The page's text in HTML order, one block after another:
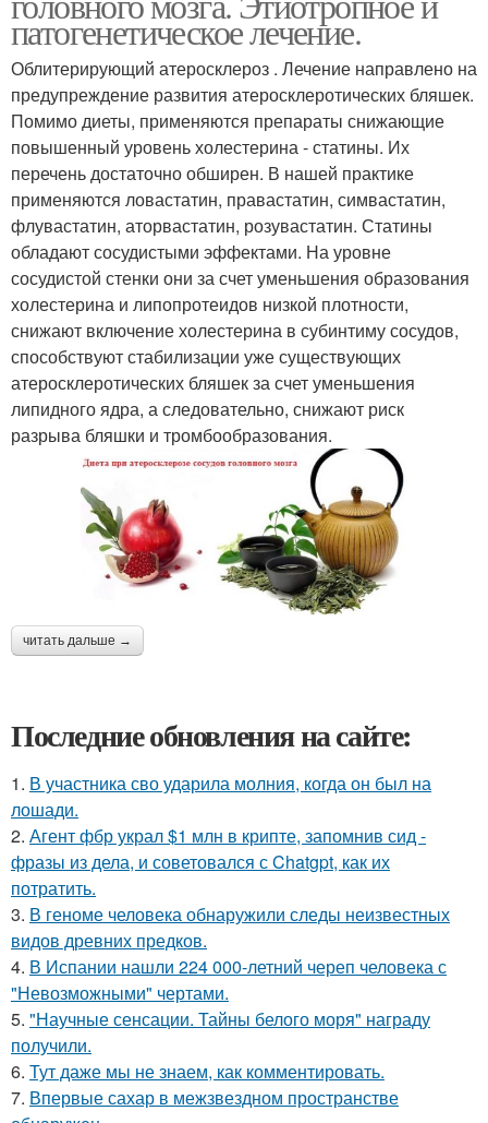
патогенетическое лечение.
Облитерирующий атеросклероз . Лечение направлено на
предупреждение развития атеросклеротических бляшек.
Помимо диеты, применяются препараты снижающие
повышенный уровень холестерина - статины. Их
перечень достаточно обширен. В нашей практике
применяются ловастатин, правастатин, симвастатин,
флувастатин, аторвастатин, розувастатин. Статины
обладают сосудистыми эффектами. На уровне
сосудистой стенки они за счет уменьшения образования
холестерина и липопротеидов низкой плотности,
снижают включение холестерина в субинтиму сосудов,
способствуют стабилизации уже существующих
атеросклеротических бляшек за счет уменьшения
липидного ядра, а следовательно, снижают риск
разрыва бляшки и тромбообразования.
читать дальше →
Последние обновления на сайте:
1. В участника сво ударила молния, когда он был на
лошади.
2. Агент фбр украл $1 млн в крипте, запомнив сид -
фразы из дела, и советовался с Chatgpt, как их
потратить.
3. В геноме человека обнаружили следы неизвестных
видов древних предков.
4. В Испании нашли 224 000-летний череп человека с
"Невозможными" чертами.
5. "Научные сенсации. Тайны белого моря" награду
получили.
6. Тут даже мы не знаем, как комментировать.
7. Впервые сахар в межзвездном пространстве